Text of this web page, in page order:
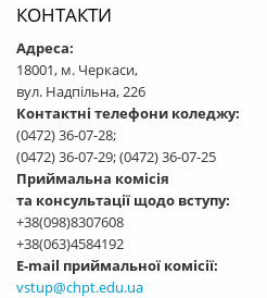
КОНТАКТИ
Адреса:
18001, м. Черкаси,
вул. Надпільна, 226
Контактні телефони коледжу:
(0472) 36-07-28;
(0472) 36-07-29; (0472) 36-07-25
Приймальна комісія
та консультації щодо вступу:
+38(098)8307608
+38(063)4584192
E-mail приймальної комісії:
vstup@chpt.edu.ua